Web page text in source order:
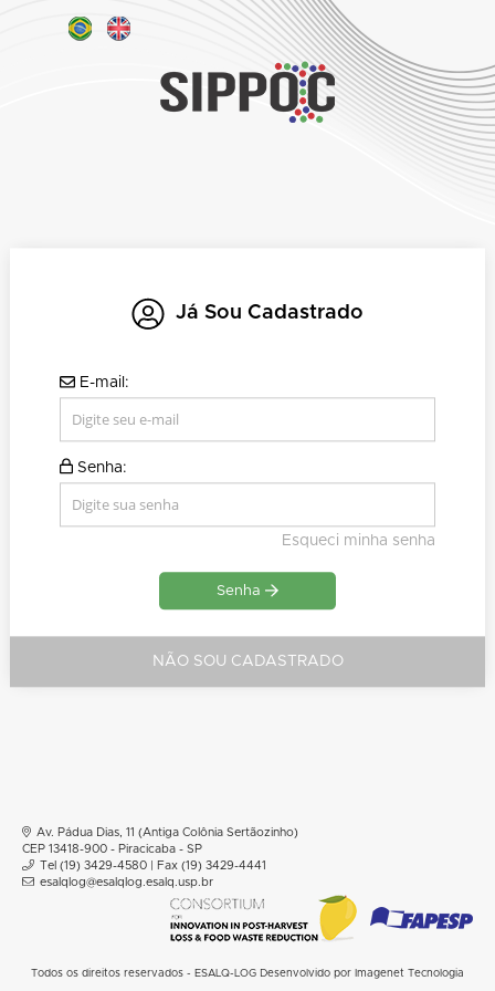
Já Sou Cadastrado
E-mail:
Senha:
Esqueci minha senha
Senha
NÃO SOU CADASTRADO
Av. Pádua Dias, 11 (Antiga Colônia Sertãozinho)
CEP 13418-900 - Piracicaba - SP
Tel (19) 3429-4580 | Fax (19) 3429-4441
esalqlog@esalqlog.esalq.usp.br
Todos os direitos reservados - ESALQ-LOG Desenvolvido por Imagenet Tecnologia